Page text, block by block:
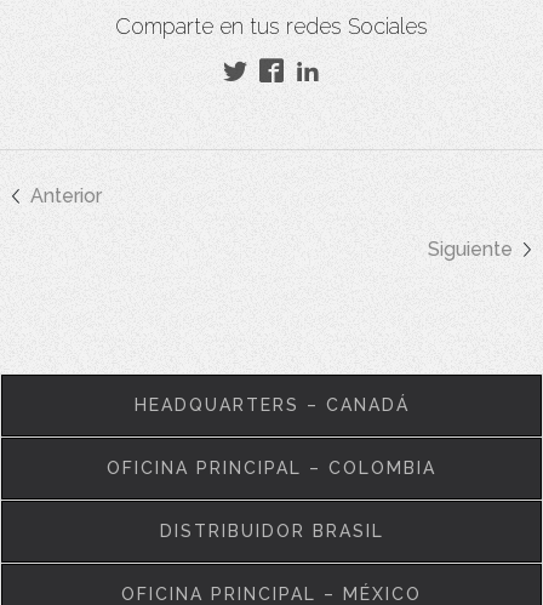
Comparte en tus redes Sociales
Anterior
Siguiente
HEADQUARTERS – CANADÁ
OFICINA PRINCIPAL – COLOMBIA
DISTRIBUIDOR BRASIL
OFICINA PRINCIPAL – MÉXICO